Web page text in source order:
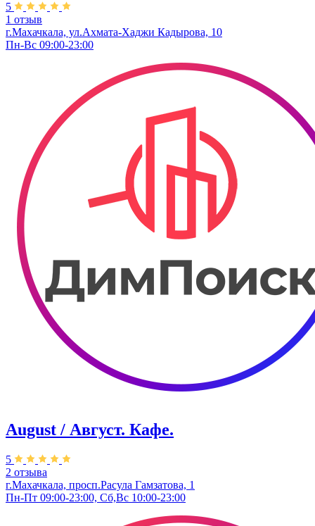
5
1 отзыв
г.Махачкала, ​ул.Ахмата-Хаджи Кадырова, 10
Пн-Вс 09:00-23:00
August / Август. Кафе.
5
2 отзыва
г.Махачкала, просп.Расула Гамзатова, 1
Пн-Пт 09:00-23:00, Сб,Вс 10:00-23:00